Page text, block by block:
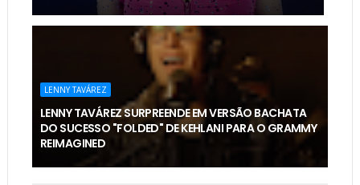
LENNY TAVÁREZ
LENNY TAVÁREZ SURPREENDE EM VERSÃO BACHATA
DO SUCESSO "FOLDED" DE KEHLANI PARA O GRAMMY
REIMAGINED